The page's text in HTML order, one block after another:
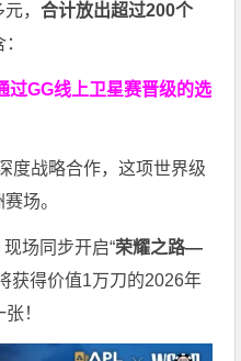
元，合计放出超过200个
过GG线上卫星赛晋级的选
度战略合作，这项世界级
场。
场同步开启“荣耀之路—
获得价值1万刀的2026年
！